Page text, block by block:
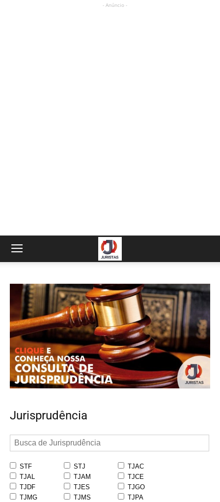
- Anúncio -
Jurisprudência
STF STJ
TJAC
TJAL
TJAM
TJCE
TJDF
TJES
TJGO
TJMG
TJMS
TJPA